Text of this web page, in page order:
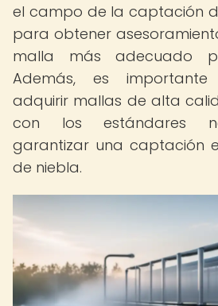
el campo de la captación
para obtener
malla más adecuado
Además, es
adquirir mallas de alta
con los estándares
garantizar una captación
de niebla.